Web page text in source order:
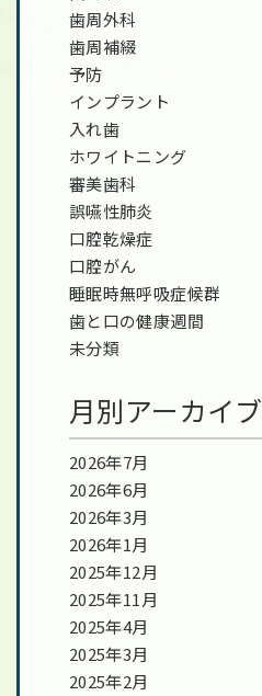
歯周外科
歯周補綴
予防
インプラント
入れ歯
ホワイトニング
審美歯科
誤嚥性肺炎
口腔乾燥症
口腔がん
睡眠時無呼吸症候群
歯と口の健康週間
未分類
月別アーカイブ
2026年7月
2026年6月
2026年3月
2026年1月
2025年12月
2025年11月
2025年4月
2025年3月
2025年2月